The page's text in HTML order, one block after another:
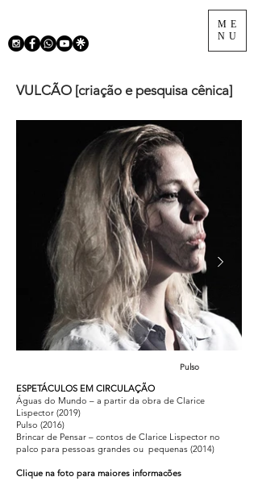
ME
NU
VULCÃO [criação e pesquisa cênica]
Pulso
ESPETÁCULOS EM CIRCULAÇÃO
Águas do Mundo – a partir da obra de Clarice
Lispector (2019)
Pulso (2016)
Brincar de Pensar – contos de Clarice Lispector no
palco para pessoas grandes ou pequenas (2014)
Clique na foto para maiores informacões